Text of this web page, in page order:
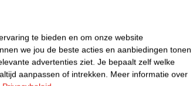
te bieden en om onze website
we jou de beste acties en aanbiedingen tonen
advertenties ziet. Je bepaalt zelf welke
aanpassen of intrekken. Meer informatie over